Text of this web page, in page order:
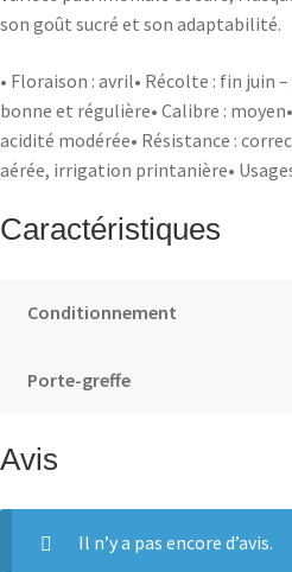
son goût sucré et son adaptabilité.
• Floraison : avril• Récolte : fin juin
bonne et régulière• Calibre :
acidité modérée• Résistance :
aérée, irrigation printanière•
Caractéristiques
Conditionnement
Porte-greffe
Avis
Il n’y a pas encore d’avis.